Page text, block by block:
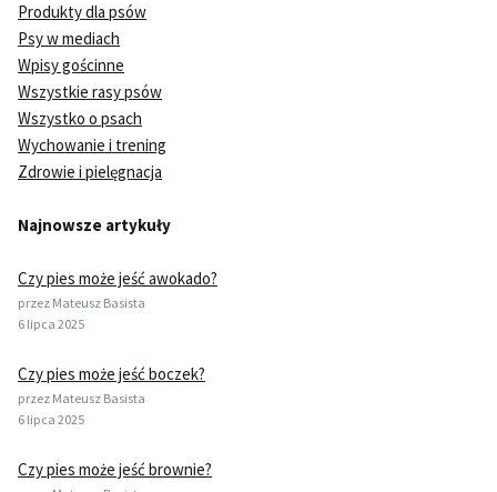
Produkty dla psów
Psy w mediach
Wpisy gościnne
Wszystkie rasy psów
Wszystko o psach
Wychowanie i trening
Zdrowie i pielęgnacja
Najnowsze artykuły
Czy pies może jeść awokado?
przez Mateusz Basista
6 lipca 2025
Czy pies może jeść boczek?
przez Mateusz Basista
6 lipca 2025
Czy pies może jeść brownie?